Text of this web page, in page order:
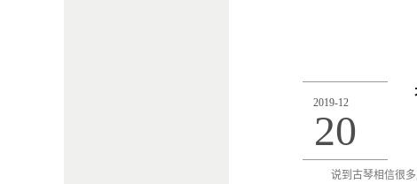
2019-12
20
说到古琴相信很